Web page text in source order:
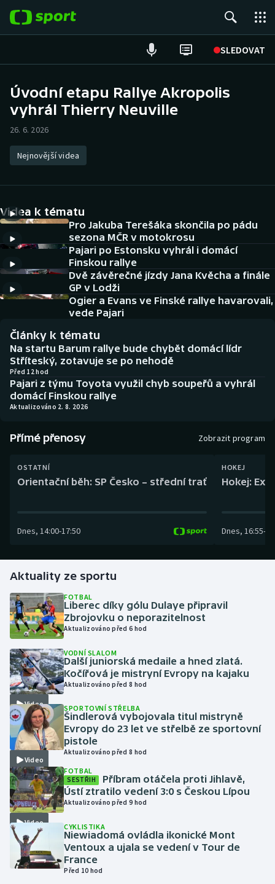
SLEDOVAT
Hokej
Atletika
DALŠÍ SPORTY
Americký fotbal
Baseball a softbal
Biatlon
Boby a skeleton
Box
Curling
Dostihy
Gymnastika
Házená
Jezdectví
Judo
Krasobruslení
Lezení
Lyže a snowboard
Moderní pětiboj
Motorsport
Olympijské hry
Parasport
NEPŘEHLÉDNĚTE
Historické návraty
Aplikace ČT sport
AZ kvíz
Úvodní etapu Rallye Akropolis
vyhrál Thierry Neuville
26. 6. 2026
Nejnovější videa
Videa k tématu
Pro Jakuba Terešáka skončila po pádu
sezona MČR v motokrosu
Pajari po Estonsku vyhrál i domácí
Finskou rallye
Dvě závěrečné jízdy Jana Kvěcha a finále
GP v Lodži
Ogier a Evans ve Finské rallye havarovali,
vede Pajari
Články k tématu
Na startu Barum rallye bude chybět domácí lídr
Stříteský, zotavuje se po nehodě
Před 12 hod
Pajari z týmu Toyota využil chyb soupeřů a vyhrál
domácí Finskou rallye
Aktualizováno 2. 8. 2026
Přímé přenosy Zobrazit program
OSTATNÍ
Orientační běh: SP Česko – střední trať
Dnes, 14:00-17:50
HOKEJ
Hokej:
Dnes, 16:55-
Aktuality ze sportu
FOTBAL
Liberec díky gólu Dulaye připravil
Zbrojovku o neporazitelnost
Aktualizováno před 6 hod
Video
VODNÍ SLALOM
Další juniorská medaile a hned zlatá.
Kočířová je mistryní Evropy na kajaku
Aktualizováno před 8 hod
Video
SPORTOVNÍ STŘELBA
Šindlerová vybojovala titul mistryně
Evropy do 23 let ve střelbě ze sportovní
pistole
Aktualizováno před 8 hod
Video
FOTBAL
SESTŘIH
Příbram otáčela proti Jihlavě,
Ústí ztratilo vedení 3:0 s Českou Lípou
Aktualizováno před 9 hod
CYKLISTIKA
Niewiadomá ovládla ikonické Mont
Ventoux a ujala se vedení v Tour de
France
Před 10 hod